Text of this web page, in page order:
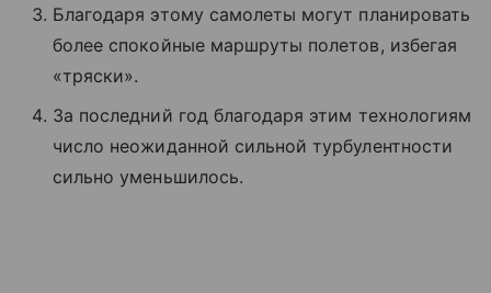
Благодаря этому самолеты могут планировать
более спокойные маршруты полетов, избегая
«тряски».
За последний год благодаря этим технологиям
число неожиданной сильной турбулентности
сильно уменьшилось.